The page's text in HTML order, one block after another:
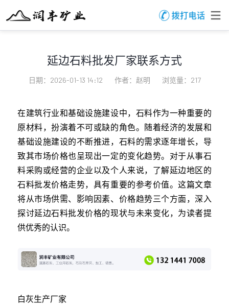
延边石料批发厂家联系方式
日期：2026-01-13 14:12 作者：赵明 浏览量：217
在建筑行业和基础设施建设中，石料作为一种重要的
原材料，扮演着不可或缺的角色。随着经济的发展和
基础设施建设的不断推进，石料的需求逐年增长，导
致其市场价格也呈现出一定的变化趋势。对于从事石
料采购或经营的企业以及个人来说，了解延边地区的
石料批发价格走势，具有重要的参考价值。这篇文章
将从市场供需、影响因素、价格趋势三个方面，深入
探讨延边石料批发价格的现状与未来变化，为读者提
供优秀的认识。
白灰生产厂家